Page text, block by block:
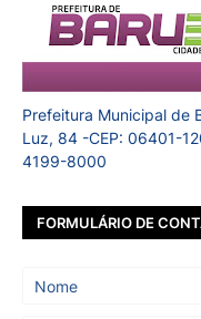
Prefeitura Municipal de
Luz, 84 -CEP: 06401-
4199-8000
FORMULÁRIO DE